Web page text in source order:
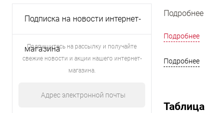
Подписка на новости интернет-
магазина
Подпишитесь на рассылку и получайте
свежие новости и акции нашего интернет-
магазина.
Подробнее
Подробнее
Подробнее
Таблица